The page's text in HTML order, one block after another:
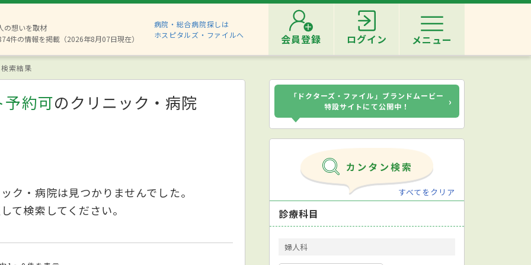
の想いを取材
件の情報を掲載（2026年8月07日現在）
病院・総合病院探しは
ホスピタルズ・ファイルへ
会員登録 ログイン メニュー
索結果
約可のクリニック・病院
ク・病院は見つかりませんでした。
て検索してください。
「ドクターズ・ファイル」ブランドムービー
特設サイトにて公開中！
›
すべてをクリア
診療科目
婦人科